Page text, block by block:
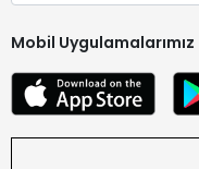
Mobil Uygulamalarımız